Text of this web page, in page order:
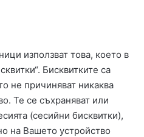
използват това, което в
Бисквитките са
не причиняват никаква
Те се съхраняват или
(сесийни бисквитки),
на Вашето устройство